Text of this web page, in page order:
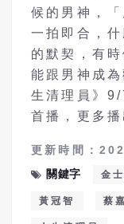
候的男神，
一拍即合，
的默契，有
能跟男神成
生清理員》
首播，更多播
更新時間：
關鍵字
金
黃冠智 蔡